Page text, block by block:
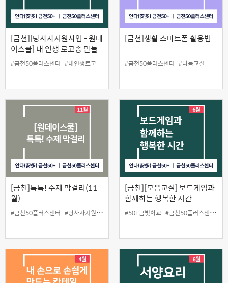
[금천][당사자지원사업 - 원데
이스쿨] 내 인생 로고송 만들
기
#금천50플러스센터 #내인생로고송만들기 #당사자지원 #원데이스쿨
[금천]생활 스마트폰 활용법
#금천50플러스센터 #나눔교실 #당사
[금천]톡톡! 수제 막걸리(11
월)
#금천50플러스센터 #당사자지원사업 #막걸리 #원데이스쿨
[금천][모음교실] 보드게임과
함께하는 행복한 시간
#50+금빛학교 #금천50플러스센터